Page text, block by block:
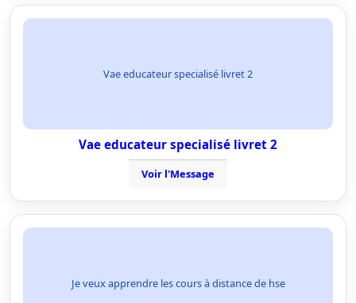
Vae educateur specialisé livret 2
Vae educateur specialisé livret 2
Voir l'Message
Je veux apprendre les cours à distance de hse